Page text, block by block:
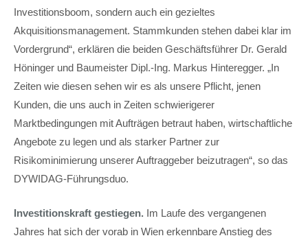
Investitionsboom, sondern auch ein gezieltes
Akquisitionsmanagement. Stammkunden stehen dabei klar im
Vordergrund“, erklären die beiden Geschäftsführer Dr. Gerald
Höninger und Baumeister Dipl.-Ing. Markus Hinteregger. „In
Zeiten wie diesen sehen wir es als unsere Pflicht, jenen
Kunden, die uns auch in Zeiten schwierigerer
Marktbedingungen mit Aufträgen betraut haben, wirtschaftliche
Angebote zu legen und als starker Partner zur
Risikominimierung unserer Auftraggeber beizutragen“, so das
DYWIDAG-Führungsduo.
Investitionskraft gestiegen. Im Laufe des vergangenen
Jahres hat sich der vorab in Wien erkennbare Anstieg des